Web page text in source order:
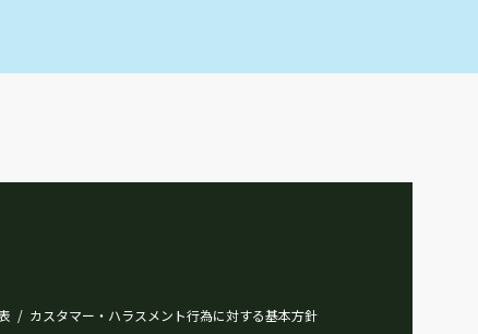
/ カスタマー・ハラスメント行為に対する基本方針